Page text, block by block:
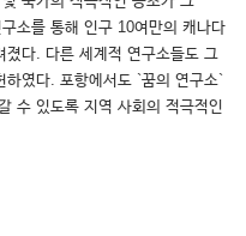
소를 통해 인구 10여만의 캐나다
다. 다른 세계적 연구소들도 그
였다. 포항에서도 `꿈의 연구소`
수 있도록 지역 사회의 적극적인